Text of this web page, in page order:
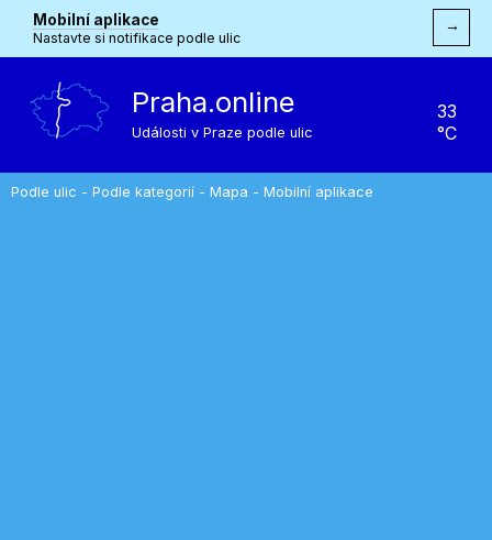
Mobilní aplikace
Nastavte si notifikace podle ulic
→
Praha.online
Události v Praze podle ulic
33
°C
Podle ulic - Podle kategorií - Mapa - Mobilní aplikace